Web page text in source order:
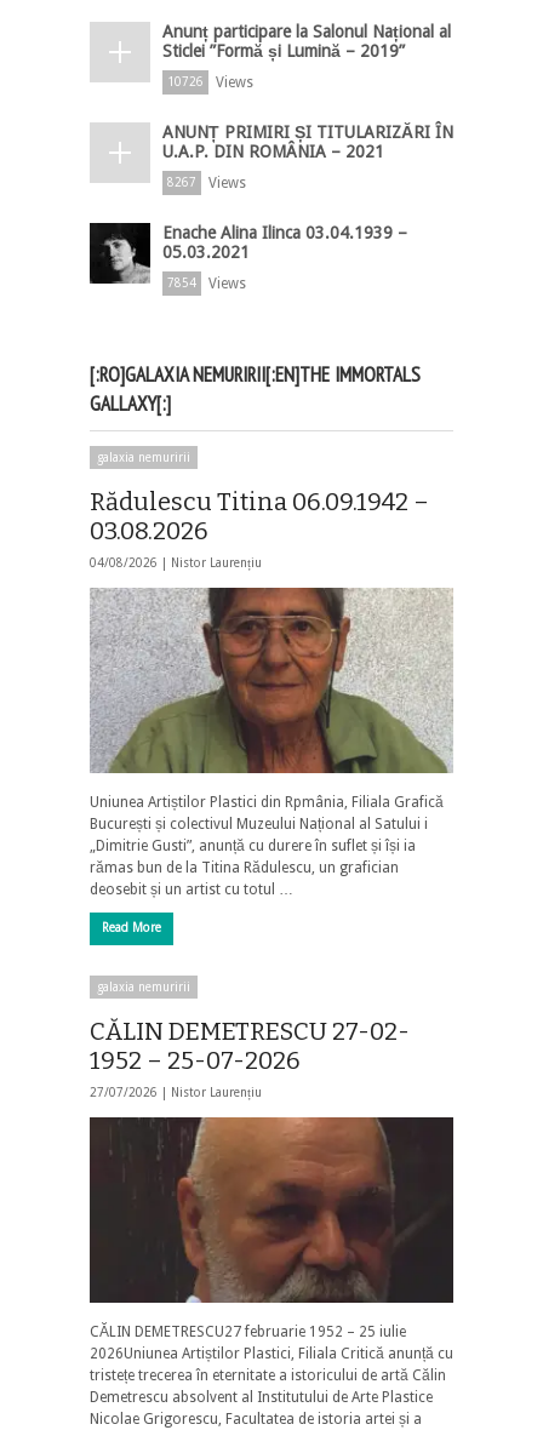
Anunț participare la Salonul Național al
Sticlei ”Formă și Lumină – 2019”
10726 Views
ANUNȚ PRIMIRI ȘI TITULARIZĂRI ÎN
U.A.P. DIN ROMÂNIA – 2021
8267 Views
Enache Alina Ilinca 03.04.1939 –
05.03.2021
7854 Views
[:RO]GALAXIA NEMURIRII[:EN]THE IMMORTALS
GALLAXY[:]
galaxia nemuririi
Rădulescu Titina 06.09.1942 –
03.08.2026
04/08/2026 | Nistor Laurențiu
Uniunea Artiștilor Plastici din Rpmânia, Filiala Grafică
București și colectivul Muzeului Național al Satului i
„Dimitrie Gusti”, anunță cu durere în suflet și își ia
rămas bun de la Titina Rădulescu, un grafician
deosebit și un artist cu totul …
Read More
galaxia nemuririi
CĂLIN DEMETRESCU 27-02-
1952 – 25-07-2026
27/07/2026 | Nistor Laurențiu
CĂLIN DEMETRESCU27 februarie 1952 – 25 iulie
2026Uniunea Artiștilor Plastici, Filiala Critică anunță cu
tristețe trecerea în eternitate a istoricului de artă Călin
Demetrescu absolvent al Institutului de Arte Plastice
Nicolae Grigorescu, Facultatea de istoria artei și a